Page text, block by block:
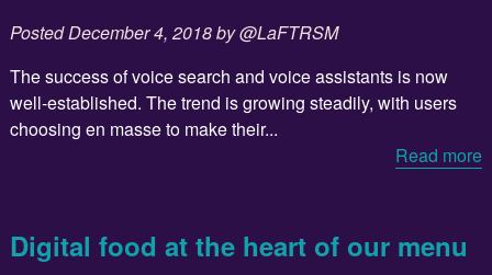
PostedDecember 4, 2018by@LaFTRSM
The success of voice search and voice assistants is now
well-established. The trend is growing steadily, with users
choosing en masse to make their...
Read more
Digital food at the heart of our menu